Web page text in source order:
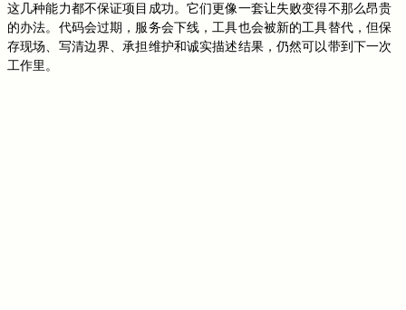
这几种能力都不保证项目成功。它们更像一套让失败变得不那么昂贵
的办法。代码会过期，服务会下线，工具也会被新的工具替代，但保
存现场、写清边界、承担维护和诚实描述结果，仍然可以带到下一次
工作里。